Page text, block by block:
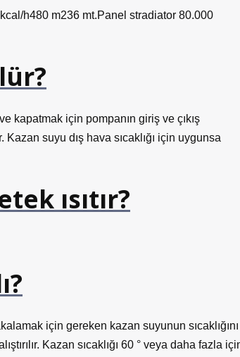
h480 m236 mt.Panel stradiator 80.000
kapatmak için pompanın giriş ve çıkış
Kazan suyu dış hava sıcaklığı için uygunsa
ısıtır?
için gereken kazan suyunun sıcaklığını
Kazan sıcaklığı 60 ° veya daha fazla